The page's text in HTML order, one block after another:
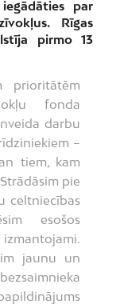
par
Rīgas
pirmo 13
prioritātēm
fonda
darbu
–
tiem, kam
pie
celtniecības
esošos
jaunu un